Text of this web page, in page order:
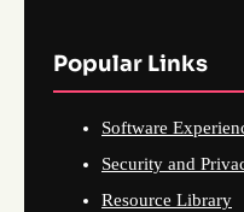
Popular Links
Software
Security and
Resource Library